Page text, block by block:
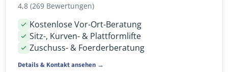
4,8 (269 Bewertungen)
Kostenlose Vor-Ort-Beratung
Sitz-, Kurven- & Plattformlifte
Zuschuss- & Foerderberatung
Details & Kontakt ansehen →